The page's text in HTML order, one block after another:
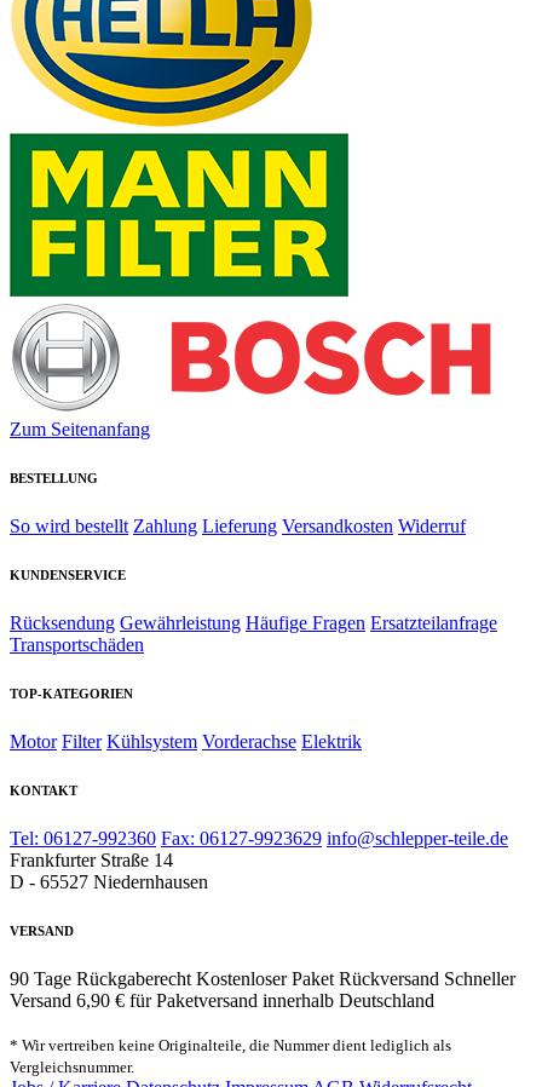
Zum Seitenanfang
BESTELLUNG
So wird bestellt Zahlung Lieferung Versandkosten Widerruf
KUNDENSERVICE
Rücksendung Gewährleistung Häufige Fragen Ersatzteilanfrage
Transportschäden
TOP-KATEGORIEN
Motor Filter Kühlsystem Vorderachse Elektrik
KONTAKT
Tel: 06127-992360 Fax: 06127-9923629 info@schlepper-teile.de
Frankfurter Straße 14
D - 65527 Niedernhausen
VERSAND
90 Tage Rückgaberecht Kostenloser Paket Rückversand Schneller
Versand 6,90 € für Paketversand innerhalb Deutschland
* Wir vertreiben keine Originalteile, die Nummer dient lediglich als
Vergleichsnummer.